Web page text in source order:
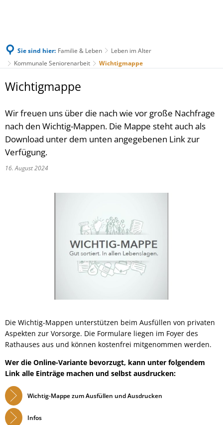
Sie sind hier: Familie & Leben
Leben im Alter
Kommunale Seniorenarbeit
Wichtigmappe
Wichtigmappe
Wir freuen uns über die nach wie vor große Nachfrage
nach den Wichtig-Mappen. Die Mappe steht auch als
Download unter dem unten angegebenen Link zur
Verfügung.
16. August 2024
Die Wichtig-Mappen unterstützen beim Ausfüllen von privaten
Aspekten zur Vorsorge. Die Formulare liegen im Foyer des
Rathauses aus und können kostenfrei mitgenommen werden.
Wer die Online-Variante bevorzugt, kann unter folgendem
Link alle Einträge machen und selbst ausdrucken:
Wichtig-Mappe zum Ausfüllen und Ausdrucken
Infos